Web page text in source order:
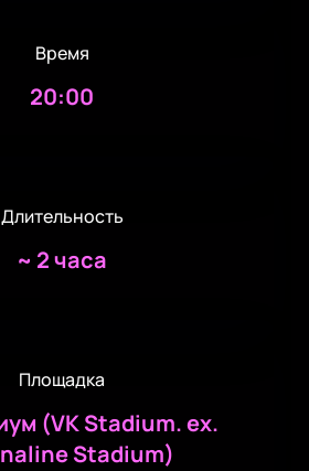
Время
20:00
Длительность
~ 2 часа
Площадка
(VK Stadium. ex.
Stadium)